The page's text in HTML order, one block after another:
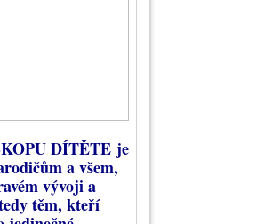
DÍTĚTE je
a všem,
vývoji a
těm, kteří